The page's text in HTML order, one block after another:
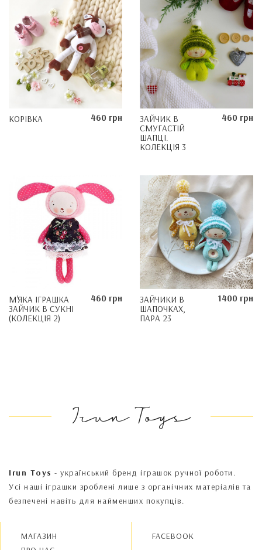
КОРІВКА 460 грн
ЗАЙЧИК В
СМУГАСТІЙ
ШАПЦІ.
КОЛЕКЦІЯ 3
460 грн
М'ЯКА ІГРАШКА
ЗАЙЧИК В СУКНІ
(КОЛЕКЦІЯ 2)
460 грн
ЗАЙЧИКИ В
ШАПОЧКАХ,
ПАРА 23
1400 грн
Irun Toys
Irun Toys - український бренд іграшок ручної роботи.
Усі наші іграшки зроблені лише з органічних матеріалів та
безпечені навіть для найменших покупців.
МАГАЗИН
FACEBOOK